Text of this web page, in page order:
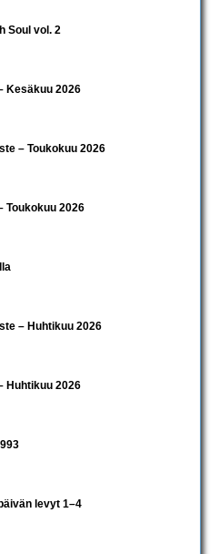
Soul vol. 2
Kesäkuu 2026
– Toukokuu 2026
Toukokuu 2026
– Huhtikuu 2026
Huhtikuu 2026
levyt 1–4